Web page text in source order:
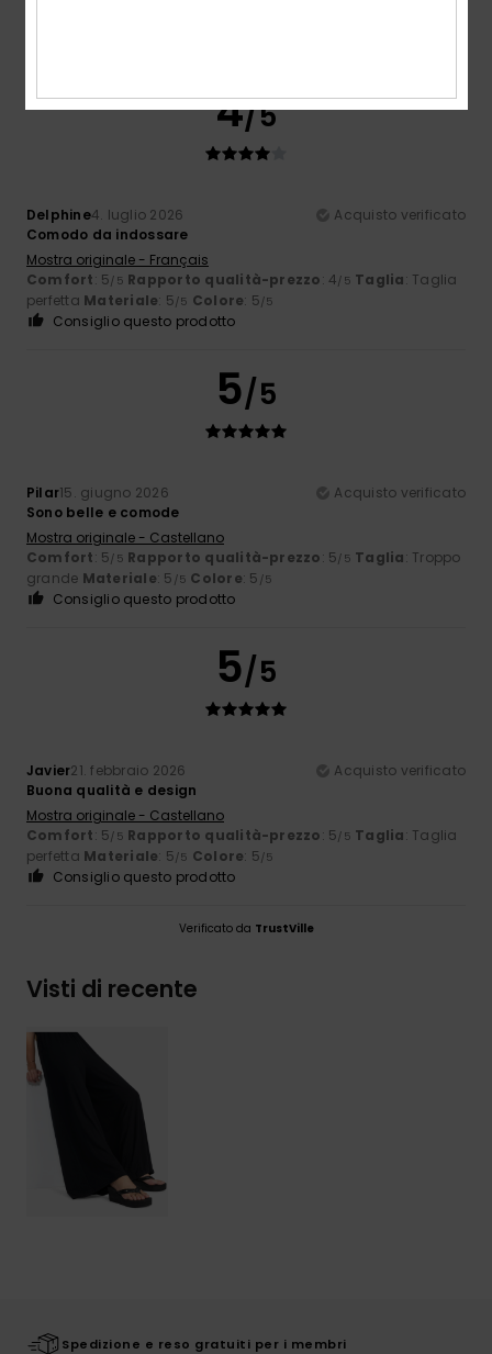
4/5
Delphine4. luglio 2026
Acquisto verificato
Comodo da indossare
Mostra originale - Français
Comfort: 5/5 Rapporto qualità-prezzo: 4/5 Taglia: Taglia
perfetta Materiale: 5/5 Colore: 5/5
Consiglio questo prodotto
5/5
Pilar15. giugno 2026
Acquisto verificato
Sono belle e comode
Mostra originale - Castellano
Comfort: 5/5 Rapporto qualità-prezzo: 5/5 Taglia: Troppo
grande Materiale: 5 /5 Colore: 5 /5
Consiglio questo prodotto
5/5
Javier21. febbraio 2026
Acquisto verificato
Buona qualità e design
Mostra originale - Castellano
Comfort: 5/5 Rapporto qualità-prezzo: 5/5 Taglia: Taglia
perfetta Materiale: 5/5 Colore: 5/5
Consiglio questo prodotto
Verificato da TrustVille
Visti di recente
Spedizione e reso gratuiti per i membri